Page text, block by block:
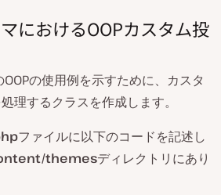
におけるOOPカスタム投
の使用例を示すために、カスタ
理するクラスを作成します。
ファイルに以下のコードを記述し
themesディレクトリにあり